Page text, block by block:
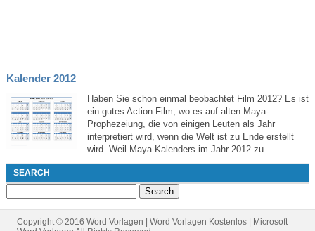
Kalender 2012
Haben Sie schon einmal beobachtet Film 2012? Es ist
ein gutes Action-Film, wo es auf alten Maya-
Prophezeiung, die von einigen Leuten als Jahr
interpretiert wird, wenn die Welt ist zu Ende erstellt
wird. Weil Maya-Kalenders im Jahr 2012 zu...
SEARCH
for:
Copyright © 2016 Word Vorlagen | Word Vorlagen Kostenlos | Microsoft